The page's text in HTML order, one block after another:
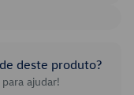
deste produto?
ajudar!